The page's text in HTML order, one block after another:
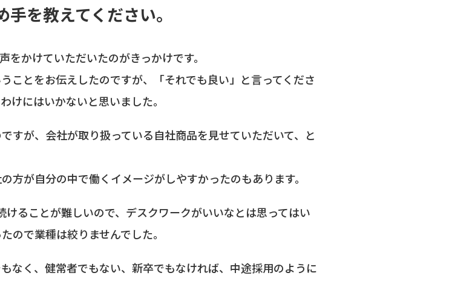
を教えてください。
かけていただいたのがきっかけです。
ことをお伝えしたのですが、「それでも良い」と言ってくださ
けにはいかないと思いました。
すが、会社が取り扱っている自社商品を見せていただいて、と
方が自分の中で働くイメージがしやすかったのもあります。
ることが難しいので、デスクワークがいいなとは思ってはい
ので業種は絞りませんでした。
なく、健常者でもない、新卒でもなければ、中途採用のように